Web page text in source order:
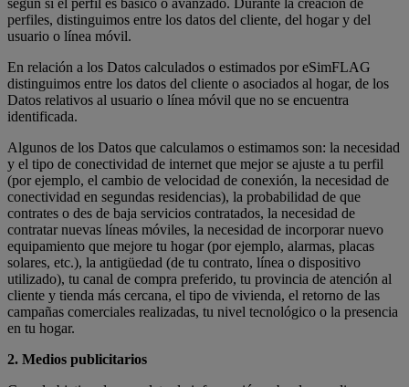
perfiles, distinguimos entre los datos del cliente, del hogar y del
usuario o línea móvil.
En relación a los Datos calculados o estimados por eSimFLAG
distinguimos entre los datos del cliente o asociados al hogar, de los
Datos relativos al usuario o línea móvil que no se encuentra
identificada.
Algunos de los Datos que calculamos o estimamos son: la necesidad
y el tipo de conectividad de internet que mejor se ajuste a tu perfil
(por ejemplo, el cambio de velocidad de conexión, la necesidad de
conectividad en segundas residencias), la probabilidad de que
contrates o des de baja servicios contratados, la necesidad de
contratar nuevas líneas móviles, la necesidad de incorporar nuevo
equipamiento que mejore tu hogar (por ejemplo, alarmas, placas
solares, etc.), la antigüedad (de tu contrato, línea o dispositivo
utilizado), tu canal de compra preferido, tu provincia de atención al
cliente y tienda más cercana, el tipo de vivienda, el retorno de las
campañas comerciales realizadas, tu nivel tecnológico o la presencia
en tu hogar.
2. Medios publicitarios